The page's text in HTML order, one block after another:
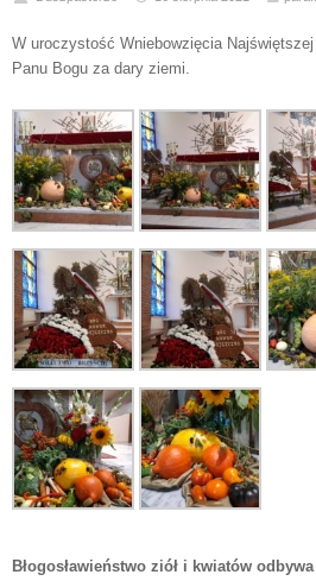
W uroczystość Wniebowzięcia
Panu Bogu za dary ziemi.
Błogosławieństwo ziół i kwiatów